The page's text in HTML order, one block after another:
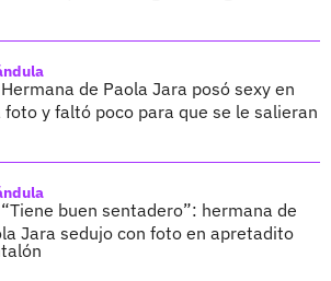
Hermana de Paola Jara posó sexy en
foto y faltó poco para que se le salieran
“Tiene buen sentadero”: hermana de
Jara sedujo con foto en apretadito